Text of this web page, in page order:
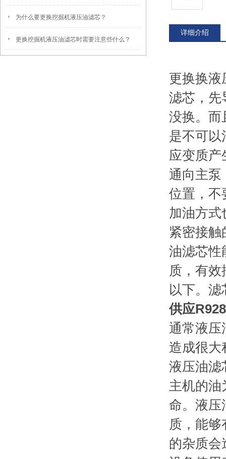
为什么要更换挖掘机液压油滤芯？
更换挖掘机液压油滤芯时需要注意些什么？
详细介绍
更换换液
滤芯，先
没换。而
是不可以
应变质产
通向主泵
位置，不
加油方式
紧密接触
油滤芯性
质，有
以下。
供应
通常液压
造成很大
液压油滤
主机的油
命。液压
质，能
的杂质会